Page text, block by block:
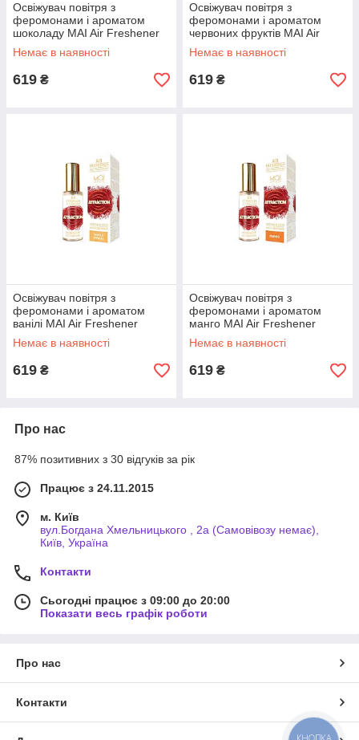
Освіжувач повітря з
феромонами і ароматом
шоколаду MAI Air Freshener
Chocolate (30 мл) | Puls69
Немає в наявності
619 ₴
Освіжувач повітря з
феромонами і ароматом
червоних фруктів MAI Air
Freshener Red Fruits (30 мл) |
Puls69
Немає в наявності
619 ₴
Освіжувач повітря з
феромонами і ароматом
ванілі MAI Air Freshener
Vanilla (30 мл) | Puls69
Немає в наявності
619 ₴
Освіжувач повітря з
феромонами і ароматом
манго MAI Air Freshener
Mango (30 мл) | Puls69
Немає в наявності
619 ₴
Про нас
87% позитивних з 30 відгуків за рік
Працює з 24.11.2015
м. Київ
вул.Богдана Хмельницького , 2а (Самовівозу немає),
Київ, Україна
Контакти
Сьогодні працює з 09:00 до 20:00
Показати весь графік роботи
Про нас
Контакти